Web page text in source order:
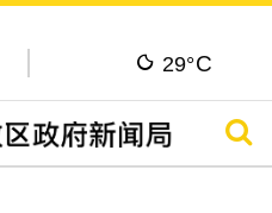
29°C
搜寻